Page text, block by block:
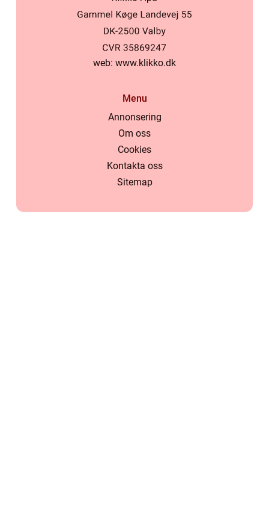
web: www.klikko.dk
Menu
Annonsering
Om oss
Cookies
Kontakta oss
Sitemap